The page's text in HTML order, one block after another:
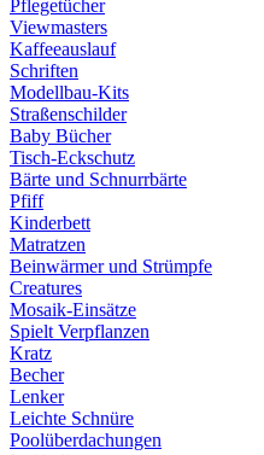
Pflegetücher
Viewmasters
Kaffeeauslauf
Schriften
Modellbau-Kits
Straßenschilder
Baby Bücher
Tisch-Eckschutz
Bärte und Schnurrbärte
Pfiff
Kinderbett
Matratzen
Beinwärmer und Strümpfe
Creatures
Mosaik-Einsätze
Spielt Verpflanzen
Kratz
Becher
Lenker
Leichte Schnüre
Poolüberdachungen